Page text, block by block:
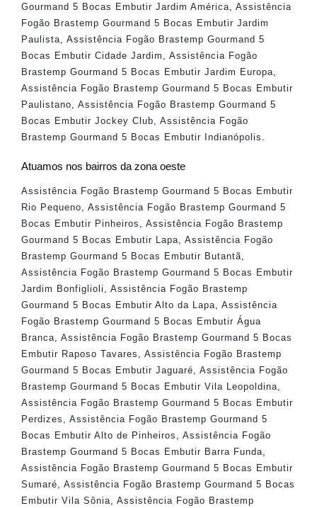
Gourmand 5 Bocas Embutir Jardim América
Assistência
Fogão Brastemp Gourmand 5 Bocas Embutir Jardim
Paulista
Assistência Fogão Brastemp Gourmand 5
Bocas Embutir Cidade Jardim
Assistência Fogão
Brastemp Gourmand 5 Bocas Embutir Jardim Europa
Assistência Fogão Brastemp Gourmand 5 Bocas Embutir
Paulistano
Assistência Fogão Brastemp Gourmand 5
Bocas Embutir Jockey Club
Assistência Fogão
Brastemp Gourmand 5 Bocas Embutir Indianópolis
Atuamos nos bairros da zona oeste
Assistência Fogão Brastemp Gourmand 5 Bocas Embutir
Rio Pequeno, Assistência Fogão Brastemp Gourmand 5
Bocas Embutir Pinheiros , Assistência Fogão Brastemp
Gourmand 5 Bocas Embutir Lapa, Assistência Fogão
Brastemp Gourmand 5 Bocas Embutir Butantã,
Assistência Fogão Brastemp Gourmand 5 Bocas Embutir
Jardim Bonfiglioli , Assistência Fogão Brastemp
Gourmand 5 Bocas Embutir Alto da Lapa, Assistência
Fogão Brastemp Gourmand 5 Bocas Embutir Água
Branca, Assistência Fogão Brastemp Gourmand 5 Bocas
Embutir Raposo Tavares , Assistência Fogão Brastemp
Gourmand 5 Bocas Embutir Jaguaré, Assistência Fogão
Brastemp Gourmand 5 Bocas Embutir Vila Leopoldina,
Assistência Fogão Brastemp Gourmand 5 Bocas Embutir
Perdizes , Assistência Fogão Brastemp Gourmand 5
Bocas Embutir Alto de Pinheiros , Assistência Fogão
Brastemp Gourmand 5 Bocas Embutir Barra Funda,
Assistência Fogão Brastemp Gourmand 5 Bocas Embutir
Sumaré, Assistência Fogão Brastemp Gourmand 5 Bocas
Embutir Vila Sônia, Assistência Fogão Brastemp